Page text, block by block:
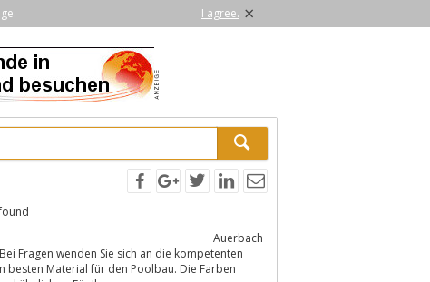
I agree. ×
Auerbach
Fragen wenden Sie sich an die kompetenten